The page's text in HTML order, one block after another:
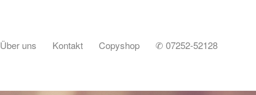
Über uns Kontakt Copyshop ✆ 07252-52128